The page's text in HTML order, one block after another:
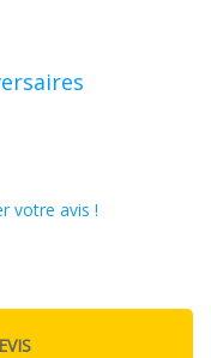
votre avis !